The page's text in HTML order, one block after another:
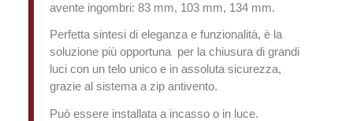
avente ingombri: 83 mm, 103 mm, 134 mm.
Perfetta sintesi di eleganza e funzionalità, è la
soluzione più opportuna per la chiusura di grandi
luci con un telo unico e in assoluta sicurezza,
grazie al sistema a zip antivento.
Può essere installata a incasso o in luce.